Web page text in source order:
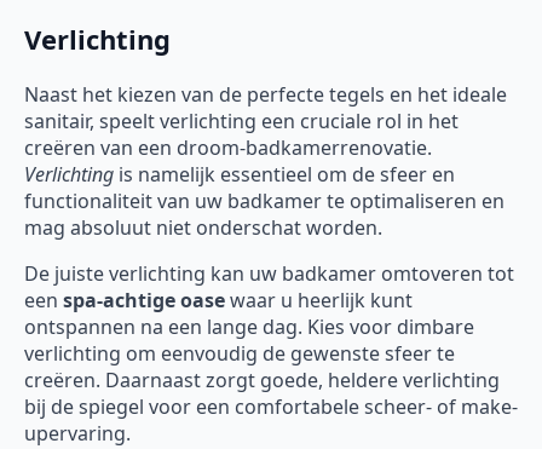
Verlichting
Naast het kiezen van de perfecte tegels en het ideale
sanitair, speelt verlichting een cruciale rol in het
creëren van een droom-badkamerrenovatie.
Verlichting is namelijk essentieel om de sfeer en
functionaliteit van uw badkamer te optimaliseren en
mag absoluut niet onderschat worden.
De juiste verlichting kan uw badkamer omtoveren tot
een spa-achtige oasewaar u heerlijk kunt
ontspannen na een lange dag. Kies voor dimbare
verlichting om eenvoudig de gewenste sfeer te
creëren. Daarnaast zorgt goede, heldere verlichting
bij de spiegel voor een comfortabele scheer- of make-
upervaring.